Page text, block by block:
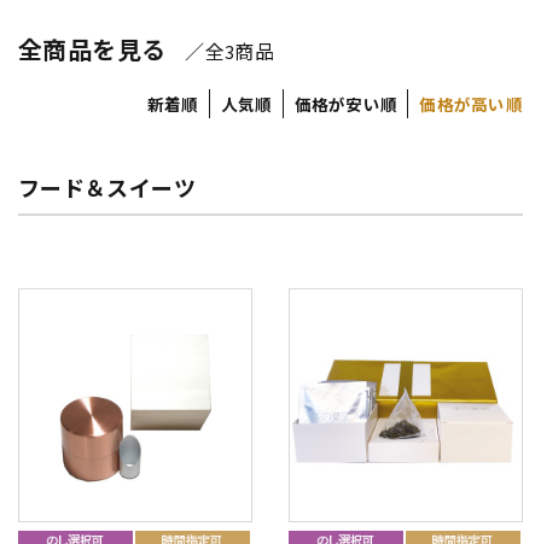
全商品を見る ／全3商品
新着順 人気順 価格が安い順 価格が高い順
フード＆スイーツ